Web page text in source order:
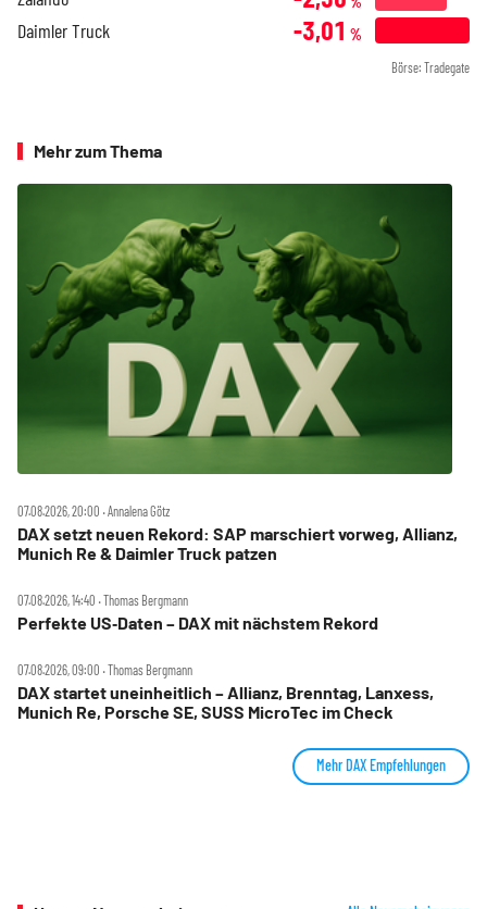
Daimler Truck -3,01 %
Börse: Tradegate
Mehr zum Thema
07.08.2026, 20:00 ‧ Annalena Götz
DAX setzt neuen Rekord: SAP marschiert vorweg, Allianz,
Munich Re & Daimler Truck patzen
07.08.2026, 14:40 ‧ Thomas Bergmann
Perfekte US‑Daten – DAX mit nächstem Rekord
07.08.2026, 09:00 ‧ Thomas Bergmann
DAX startet uneinheitlich – Allianz, Brenntag, Lanxess,
Munich Re, Porsche SE, SUSS MicroTec im Check
Mehr DAX Empfehlungen